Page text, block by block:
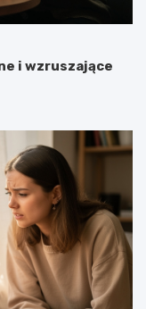
i wzruszające